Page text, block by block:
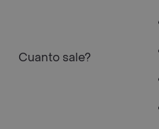
Cuanto sale?